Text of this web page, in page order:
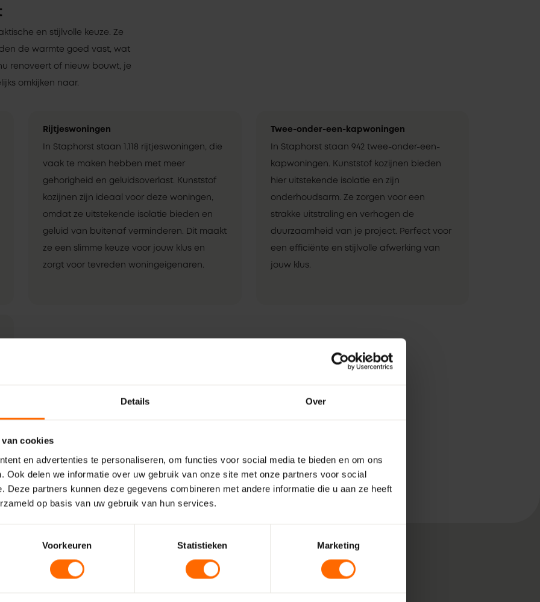
Details Over
van cookies
en advertenties te personaliseren, om functies voor social media te bieden en om ons
Ook delen we informatie over uw gebruik van onze site met onze partners voor social
Deze partners kunnen deze gegevens combineren met andere informatie die u aan ze heeft
op basis van uw gebruik van hun services.
Voorkeuren Statistieken Marketing
en stijlvolle keuze. Ze
de warmte goed vast, wat
renoveert of nieuw bouwt, je
omkijken naar.
Rijtjeswoningen
In Staphorst staan 1.118 rijtjeswoningen, die
vaak te maken hebben met meer
gehorigheid en geluidsoverlast. Kunststof
kozijnen zijn ideaal voor deze woningen,
omdat ze uitstekende isolatie bieden en
geluid van buitenaf verminderen. Dit maakt
ze een slimme keuze voor jouw klus en
zorgt voor tevreden woningeigenaren.
Twee-onder-een-kapwoningen
In Staphorst staan 942 twee-onder-een-
kapwoningen. Kunststof kozijnen bieden
hier uitstekende isolatie en zijn
onderhoudsarm. Ze zorgen voor een
strakke uitstraling en verhogen de
duurzaamheid van je project. Perfect voor
een efficiënte en stijlvolle afwerking van
jouw klus.